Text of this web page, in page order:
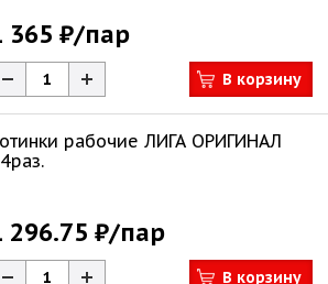
365 ₽/пар
В корзину
рабочие ЛИГА ОРИГИНАЛ
296.75 ₽/пар
В корзину